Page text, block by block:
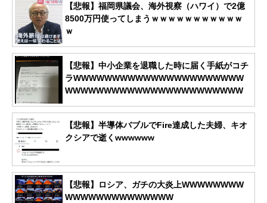
【悲報】福岡県議会、海外視察（ハワイ）で2億
8500万円使ってしまうｗｗｗｗｗｗｗｗｗｗｗ
ｗ
【悲報】中小企業を退職した時に届く手紙がコチ
ラWWWWWWWWWWWWWWWWWWWWWW
WWWWWWWWWWWWWWWWWWWWWWW
【悲報】半導体バブルでFire達成した夫婦、キオ
クシアで逝くwwwwww
【悲報】ロシア、ガチの大炎上WWWWWWWW
WWWWWWWWWWWWWW